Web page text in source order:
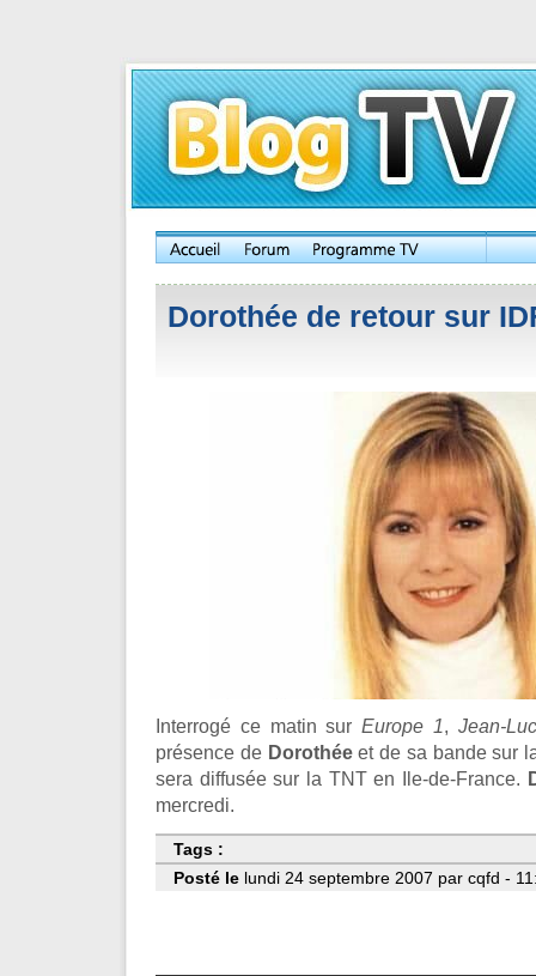
Dorothée de retour sur
Interrogé ce matin surEurope 1, Jean-
présence de Dorothéeet de sa bande sur
sera diffusée sur la TNT en Ile-de-France.
mercredi.
Tags :
Posté le lundi 24 septembre 2007 par cqfd -